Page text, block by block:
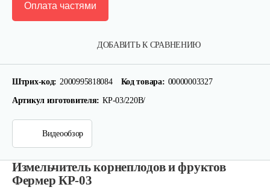
ДОБАВИТЬ К СРАВНЕНИЮ
Оплата частями
Штрих-код: 2000995818084 Код товара: 00000003327
Артикул изготовителя: КР-03/220В/
Видеообзор
Измельчитель корнеплодов и фруктов
Фермер КР-03